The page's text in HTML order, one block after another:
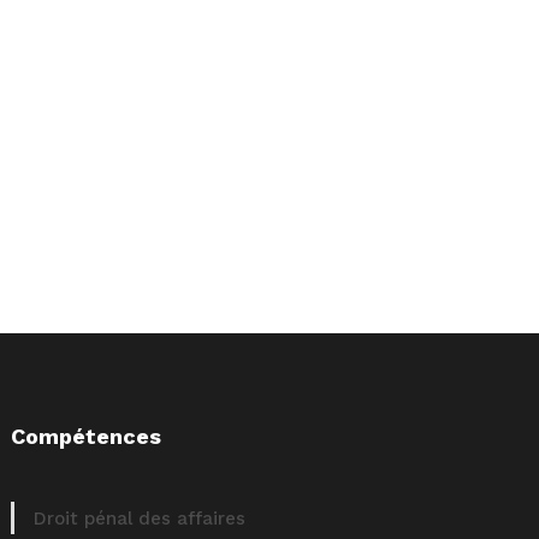
Compétences
Droit pénal des affaires